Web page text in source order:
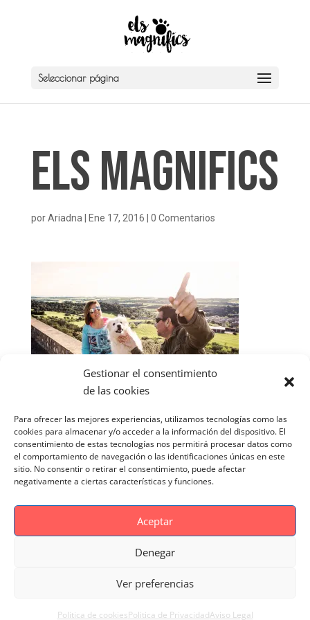
Gestionar el consentimiento
de las cookies
Para ofrecer las mejores experiencias, utilizamos tecnologías como las
cookies para almacenar y/o acceder a la información del dispositivo. El
consentimiento de estas tecnologías nos permitirá procesar datos como
el comportamiento de navegación o las identificaciones únicas en este
sitio. No consentir o retirar el consentimiento, puede afectar
negativamente a ciertas características y funciones.
Aceptar
Denegar
Ver preferencias
Politica de cookiesPolitica de PrivacidadAviso Legal
Seleccionar página
Els Magnifics
porAriadna Ene 17, 2016 0 Comentarios
Politica de Privacidad
Reportaje Magnific